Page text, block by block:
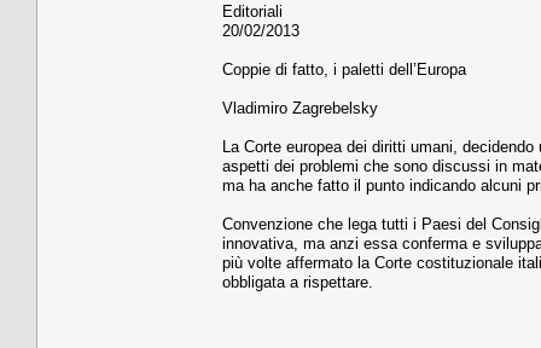
Editoriali
20/02/2013
Coppie di fatto, i paletti dell’Europa
Vladimiro Zagrebelsky
La Corte europea dei diritti umani,
aspetti dei problemi che sono discussi in
ma ha anche fatto il punto indicando alcuni
Convenzione che lega tutti i Paesi del
innovativa, ma anzi essa conferma e
più volte affermato la Corte costituzionale
obbligata a rispettare.